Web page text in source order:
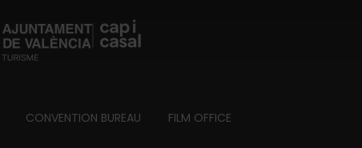
CONVENTION BUREAU FILM OFFICE